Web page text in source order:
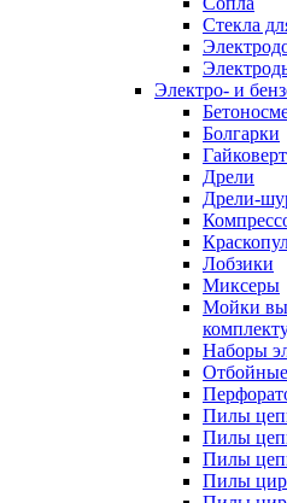
Стекла
Электро- и
Болгарки
Дрели
Дрели-
Лобзики
Миксеры
Мойки
Наборы
Пилы
Пилы
Пилы
Пилы